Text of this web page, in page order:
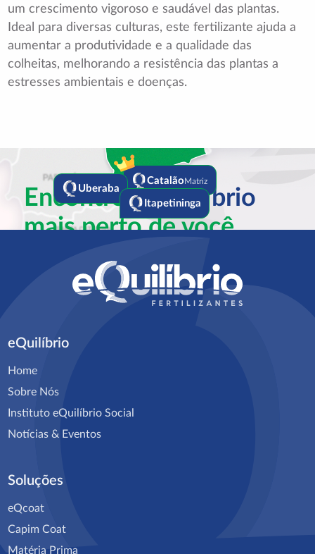
um crescimento vigoroso e saudável das plantas.
Ideal para diversas culturas, este fertilizante ajuda a
aumentar a produtividade e a qualidade das
colheitas, melhorando a resistência das plantas a
estresses ambientais e doenças.
Encontre aEquilíbrio
mais perto de você
CatalãoMatriz
Uberaba
Itapetininga
eQuilíbrio
Home
Sobre Nós
Instituto eQuilíbrio Social
Notícias & Eventos
Soluções
eQcoat
Capim Coat
Matéria Prima